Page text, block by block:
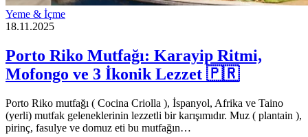
Yeme & İçme
18.11.2025
Porto Riko Mutfağı: Karayip Ritmi,
Mofongo ve 3 İkonik Lezzet 🇵🇷
Porto Riko mutfağı ( Cocina Criolla ), İspanyol, Afrika ve Taino
(yerli) mutfak geleneklerinin lezzetli bir karışımıdır. Muz ( plantain ),
pirinç, fasulye ve domuz eti bu mutfağın…